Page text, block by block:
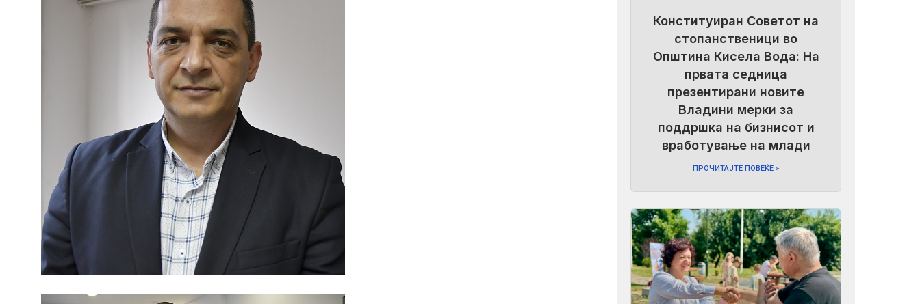
Конституиран Советот на
стопанственици во
Општина Кисела Вода: На
првата седница
презентирани новите
Владини мерки за
поддршка на бизнисот и
вработување на млади
ПРОЧИТАЈТЕ ПОВЕЌЕ »